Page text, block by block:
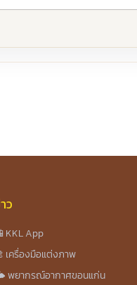
ว
KKL App
เครื่องมือแต่งภาพ
พยากรณ์อากาศขอนแก่น